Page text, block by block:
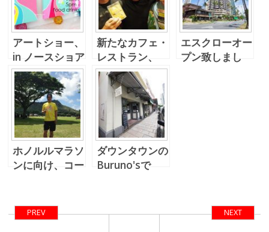
アートショー、
in ノースショア
新たなカフェ・
レストラン、
Blue Marlin で
Mr.Uzueのフ
ェアウェルパー
ティー
エスクローオー
プン致しまし
ホノルルマラソ
ンに向け、コー
ダウンタウンの
Buruno'sで
PREV NEXT